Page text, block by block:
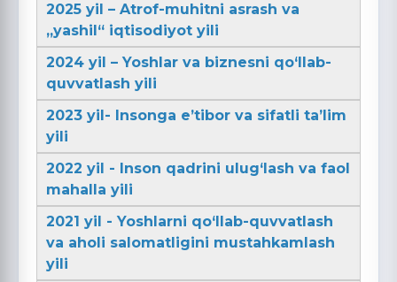
2025 yil – Atrof-muhitni asrash va
„yashil“ iqtisodiyot yili
2024 yil – Yoshlar va biznesni qo‘llab-
quvvatlash yili
2023 yil- Insonga e’tibor va sifatli ta’lim
yili
2022 yil - Inson qadrini ulug‘lash va faol
mahalla yili
2021 yil - Yoshlarni qo‘llab-quvvatlash
va aholi salomatligini mustahkamlash
yili